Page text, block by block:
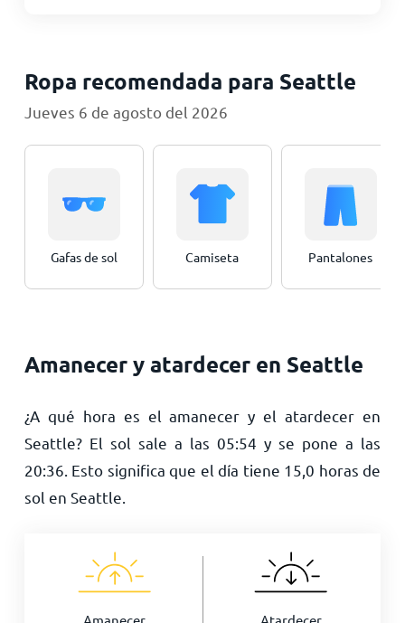
Ropa recomendada para Seattle
Jueves 6 de agosto del 2026
Gafas de sol Camiseta Pantalones
Amanecer y atardecer en Seattle
¿A qué hora es el amanecer y el atardecer en
Seattle? El sol sale a las05:54 y se pone a las
20:36 . Esto significa que el día tiene 15,0 horas de
sol en Seattle.